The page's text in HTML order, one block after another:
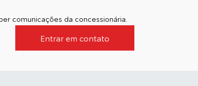
comunicações da concessionária.
Entrar em contato